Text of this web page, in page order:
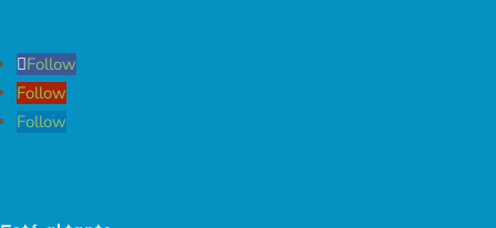
Follow
Follow
Follow